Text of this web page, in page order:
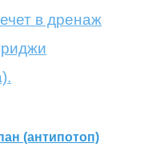
в дренаж
(антипотоп)